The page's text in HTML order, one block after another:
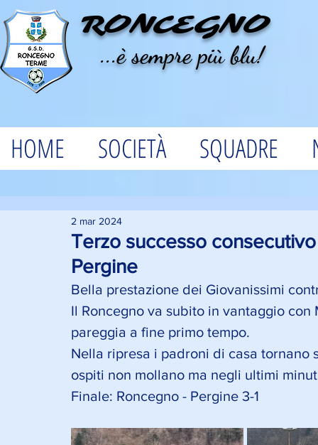
RONCEGNO
...è sempre più blu!
HOME SOCIETÀ SQUADRE
Terzo successo
Pergine
2 mar 2024
Bella prestazione dei Giovanissimi
Il Roncegno va subito in vantaggio
pareggia a fine primo tempo.
Nella ripresa i padroni di casa
ospiti non mollano ma negli ultimi
Finale: Roncegno - Pergine 3-1